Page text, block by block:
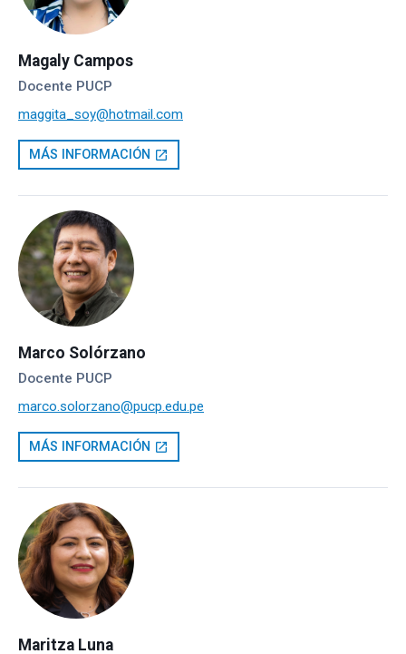
Magaly Campos
Docente PUCP
maggita_soy@hotmail.com
MÁS INFORMACIÓN open_in_new
Marco Solórzano
Docente PUCP
marco.solorzano@pucp.edu.pe
MÁS INFORMACIÓN open_in_new
Maritza Luna